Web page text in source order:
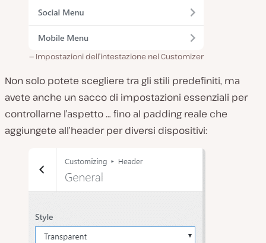
Impostazioni dell’intestazione nel Customizer
Non solo potete scegliere tra gli stili predefiniti, ma
avete anche un sacco di impostazioni essenziali per
controllarne l’aspetto … fino al padding reale che
aggiungete all’header per diversi dispositivi: